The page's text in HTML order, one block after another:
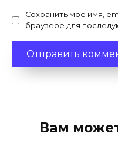
Сохранить моё имя,
браузере для
Вам